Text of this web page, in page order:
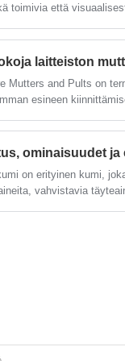
erinomaisia
suhteen,
estetiikkaa
ansiosta, mikä
kuluttajille.
toimivia että
laitteiston
Mutters and Pults on
esineen
ominaisuudet
on erityinen kumi,
vahvistavia